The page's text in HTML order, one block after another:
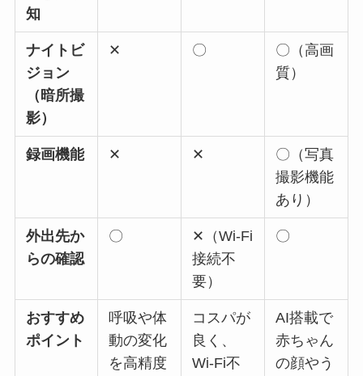
知
ナイトビ
ジョン
（暗所撮
影）
✕ 〇
〇（高画
質）
録画機能 ✕ ✕
〇（写真
撮影機能
あり）
外出先か
らの確認
〇
✕（Wi-Fi
接続不
要）
〇
おすすめ
ポイント
呼吸や体
動の変化
を高精度
コスパが
良く、
Wi-Fi不
AI搭載で
赤ちゃん
の顔やう